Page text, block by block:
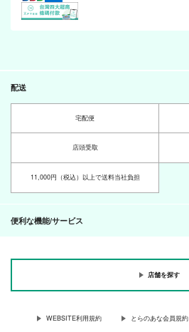
配送
宅配便
店頭受取
11,000円（税込）以上で送料当社負担
便利な機能/サービス
店舗を探す
WEBSITE利用規約 とらのあな会員規約